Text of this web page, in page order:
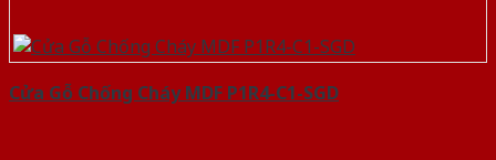
Cửa Gỗ Chống Cháy MDF P1R4-C1-SGD